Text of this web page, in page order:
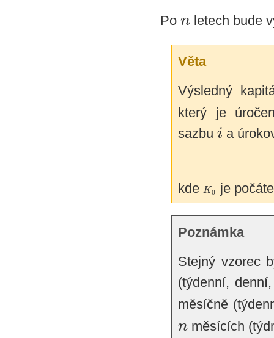
Po nletech bude
Věta
Výsledný
který je
sazbu i a
kde K0 je
Poznámka
Stejný vzorec
(týdenní,
měsíčně
nměsících